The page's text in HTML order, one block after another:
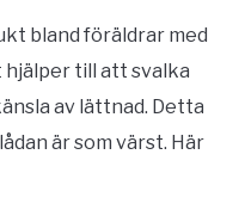
bland föräldrar med
hjälper till att svalka
av lättnad. Detta
är som värst. Här